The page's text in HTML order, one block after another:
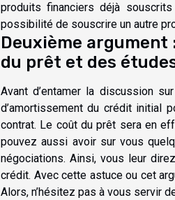
produits financiers déjà
possibilité de souscrire un autre
Deuxième
du prêt et des
Avant d’entamer la discussion
d’amortissement du crédit initial
contrat. Le coût du prêt sera en
pouvez aussi avoir sur vous
négociations. Ainsi, vous leur
crédit. Avec cette astuce ou cet
Alors, n’hésitez pas à vous servir